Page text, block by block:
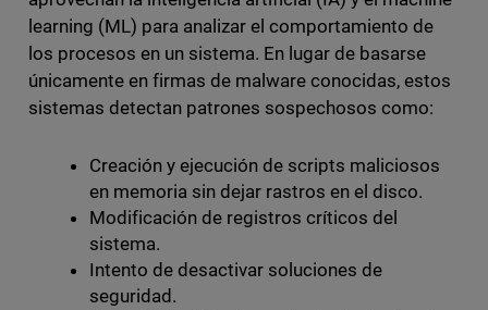
learning (ML) para analizar el comportamiento de
los procesos en un sistema. En lugar de basarse
únicamente en firmas de malware conocidas, estos
sistemas detectan patrones sospechosos como:
Creación y ejecución de scripts maliciosos
en memoria sin dejar rastros en el disco.
Modificación de registros críticos del
sistema.
Intento de desactivar soluciones de
seguridad.